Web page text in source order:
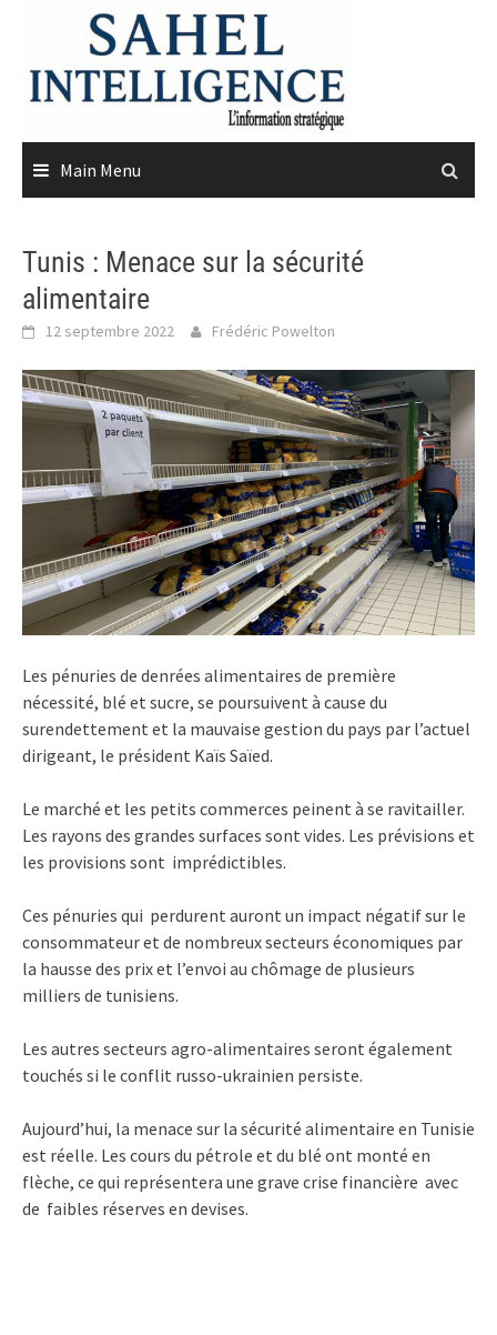
content
Main Menu
Tunis : Menace sur la sécurité
alimentaire
12 septembre 2022 Frédéric Powelton
Les pénuries de denrées alimentaires de première
nécessité, blé et sucre, se poursuivent à cause du
surendettement et la mauvaise gestion du pays par l’actuel
dirigeant, le président Kaïs Saïed.
Le marché et les petits commerces peinent à se ravitailler.
Les rayons des grandes surfaces sont vides. Les prévisions et
les provisions sont imprédictibles.
Ces pénuries qui perdurent auront un impact négatif sur le
consommateur et de nombreux secteurs économiques par
la hausse des prix et l’envoi au chômage de plusieurs
milliers de tunisiens.
Les autres secteurs agro-alimentaires seront également
touchés si le conflit russo-ukrainien persiste.
Aujourd’hui, la menace sur la sécurité alimentaire en Tunisie
est réelle. Les cours du pétrole et du blé ont monté en
flèche, ce qui représentera une grave crise financière avec
de faibles réserves en devises.